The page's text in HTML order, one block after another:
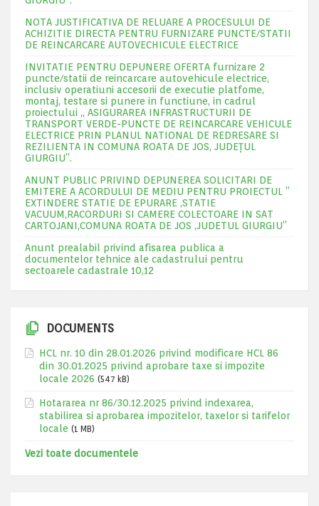
NOTA JUSTIFICATIVA DE RELUARE A PROCESULUI DE
ACHIZITIE DIRECTA PENTRU FURNIZARE PUNCTE/STATII
DE REINCARCARE AUTOVECHICULE ELECTRICE
INVITATIE PENTRU DEPUNERE OFERTA furnizare 2
puncte/statii de reincarcare autovehicule electrice,
inclusiv operatiuni accesorii de executie platfome,
montaj, testare si punere in functiune, in cadrul
proiectului „ ASIGURAREA INFRASTRUCTURII DE
TRANSPORT VERDE-PUNCTE DE REINCARCARE VEHICULE
ELECTRICE PRIN PLANUL NATIONAL DE REDRESARE SI
REZILIENTA IN COMUNA ROATA DE JOS, JUDEŢUL
GIURGIU”.
ANUNT PUBLIC PRIVIND DEPUNEREA SOLICITARI DE
EMITERE A ACORDULUI DE MEDIU PENTRU PROIECTUL ”
EXTINDERE STATIE DE EPURARE ,STATIE
VACUUM,RACORDURI SI CAMERE COLECTOARE IN SAT
CARTOJANI,COMUNA ROATA DE JOS ,JUDETUL GIURGIU”
Anunt prealabil privind afisarea publica a
documentelor tehnice ale cadastrului pentru
sectoarele cadastrale 10,12
DOCUMENTS
HCL nr. 10 din 28.01.2026 privind modificare HCL 86
din 30.01.2025 privind aprobare taxe si impozite
locale 2026 (547 kB)
Hotararea nr 86/30.12.2025 privind indexarea,
stabilirea si aprobarea impozitelor, taxelor si tarifelor
locale (1 MB)
Vezi toate documentele